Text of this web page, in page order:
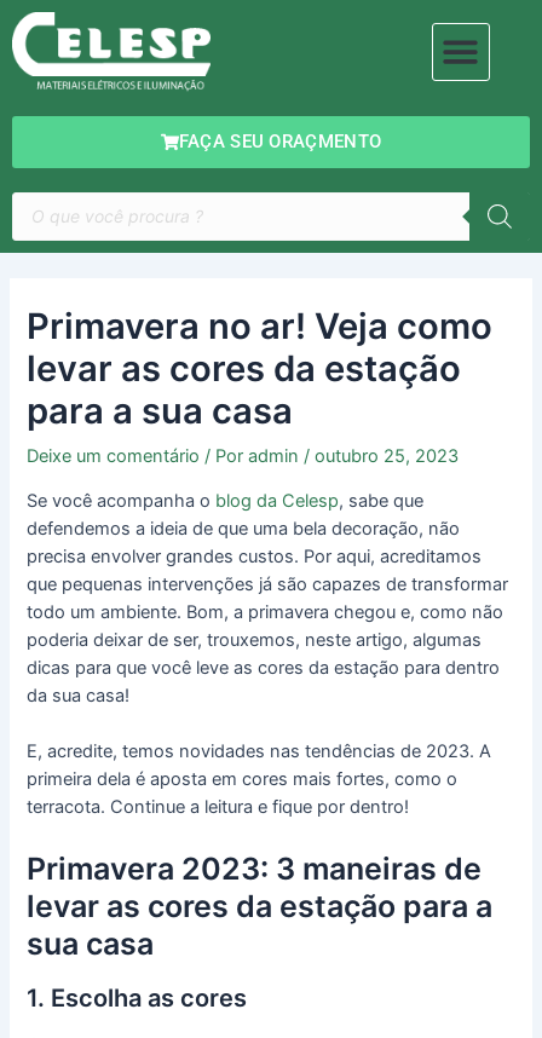
para
conteúdo
FAÇA SEU ORAÇMENTO
Pesquisar
produtos
Primavera no ar! Veja como
levar as cores da estação
para a sua casa
Deixe um comentário / Poradmin /outubro 25, 2023
Se você acompanha o blog da Celesp, sabe que
defendemos a ideia de que uma bela decoração, não
precisa envolver grandes custos. Por aqui, acreditamos
que pequenas intervenções já são capazes de transformar
todo um ambiente. Bom, a primavera chegou e, como não
poderia deixar de ser, trouxemos, neste artigo, algumas
dicas para que você leve as cores da estação para dentro
da sua casa!
E, acredite, temos novidades nas tendências de 2023. A
primeira dela é aposta em cores mais fortes, como o
terracota. Continue a leitura e fique por dentro!
Primavera 2023: 3 maneiras de
levar as cores da estação para a
sua casa
1. Escolha as cores
de
Post